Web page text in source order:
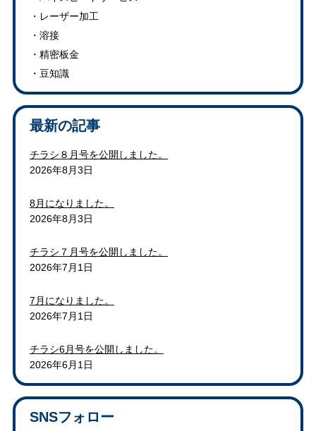
レーザー加工
溶接
精密板金
豆知識
最新の記事
チラシ８月号を公開しました。
2026年8月3日
8月になりました。
2026年8月3日
チラシ７月号を公開しました。
2026年7月1日
7月になりました。
2026年7月1日
チラシ6月号を公開しました。
2026年6月1日
SNSフォロー